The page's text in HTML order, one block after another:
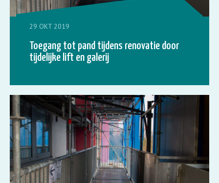
29 OKT 2019
Toegang tot pand tijdens renovatie door
tijdelijke lift en galerij